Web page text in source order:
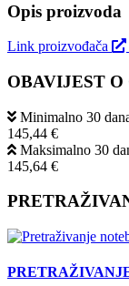
Opis proizvoda
Link proizvođača
OBAVIJEST
Minimalno 30
145,44 €
Maksimalno 30
145,64 €